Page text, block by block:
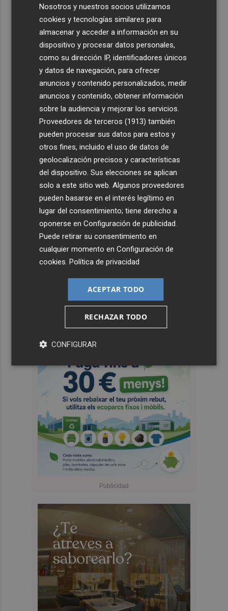
Nosotros y nuestros socios utilizamos
cookies y tecnologías similares para
almacenar y acceder a información en su
dispositivo y procesar datos personales,
como su dirección IP, identificadores únicos
y datos de navegación, para ofrecer
anuncios y contenido personalizados, medir
anuncios y contenido, obtener información
sobre la audiencia y mejorar los servicios.
Proveedores de terceros (1913) también
pueden procesar sus datos para estos y
otros fines, incluido el uso de datos de
geolocalización precisos y características
del dispositivo. Sus elecciones se aplican
solo a este sitio web. Algunos proveedores
pueden basarse en el interés legítimo en
lugar del consentimiento; tiene derecho a
oponerse enConfiguración de publicidad.
Puede retirar su consentimiento en
cualquier momento enConfiguración de
cookies.Política de privacidad
ACEPTAR TODO
RECHAZAR TODO
CONFIGURAR